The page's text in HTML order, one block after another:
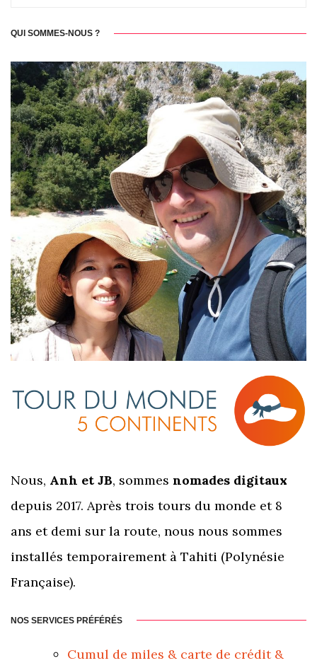
QUI SOMMES-NOUS ?
Nous, Anh et JB, sommes nomades digitaux
depuis 2017. Après trois tours du monde et 8
ans et demi sur la route, nous nous sommes
installés temporairement à Tahiti (Polynésie
Française).
NOS SERVICES PRÉFÉRÉS
Cumul de miles & carte de crédit &